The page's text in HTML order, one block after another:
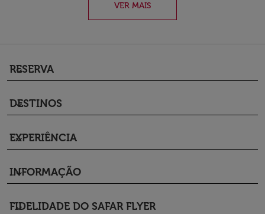
VER MAIS
RESERVA
keyboard_arrow_down
DESTINOS
keyboard_arrow_down
EXPERIÊNCIA
keyboard_arrow_down
INFORMAÇÃO
keyboard_arrow_down
FIDELIDADE DO SAFAR FLYER
keyboard_arrow_down